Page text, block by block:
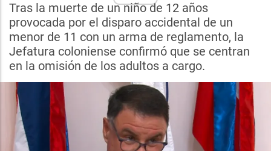
Tras la muerte de un niño de 12 años
provocada por el disparo accidental de un
menor de 11 con un arma de reglamento, la
Jefatura coloniense confirmó que se centran
en la omisión de los adultos a cargo.